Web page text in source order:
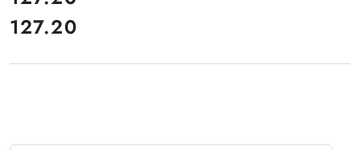
Cena:
127.20